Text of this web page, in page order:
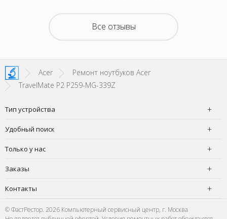
Все отзывы
Acer
Ремонт ноутбуков Acer
TravelMate P2 P259-MG-339Z
Тип устройства
Удобный поиск
Только у нас
Заказы
Контакты
© ФастРестор. 2026 Компьютерный сервисный центр, г. Москва